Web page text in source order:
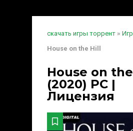
скачать игры торрент »
House on the Hill
House on
(2020) PC |
Лицензия